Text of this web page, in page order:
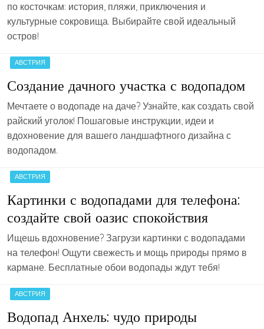
по косточкам: история, пляжи, приключения и
культурные сокровища. Выбирайте свой идеальный
остров!
АВСТРИЯ
Создание дачного участка с водопадом
Мечтаете о водопаде на даче? Узнайте, как создать свой
райский уголок! Пошаговые инструкции, идеи и
вдохновение для вашего ландшафтного дизайна с
водопадом.
АВСТРИЯ
Картинки с водопадами для телефона:
создайте свой оазис спокойствия
Ищешь вдохновение? Загрузи картинки с водопадами
на телефон! Ощути свежесть и мощь природы прямо в
кармане. Бесплатные обои водопады ждут тебя!
АВСТРИЯ
Водопад Анхель: чудо природы